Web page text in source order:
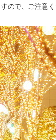
ので、ご注意く